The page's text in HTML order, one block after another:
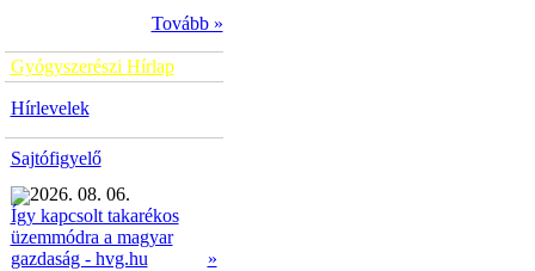
Tovább »
Gyógyszerészi Hírlap
Hírlevelek
Sajtófigyelő
2026. 08. 06.
Így kapcsolt takarékos
üzemmódra a magyar
gazdaság - hvg.hu
»